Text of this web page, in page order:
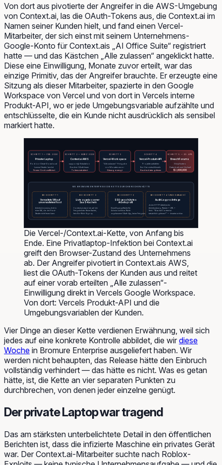
Von dort aus pivotierte der Angreifer in die AWS-Umgebung
von Context.ai, las die OAuth-Tokens aus, die Context.ai im
Namen seiner Kunden hielt, und fand einen Vercel-
Mitarbeiter, der sich einst mit seinem Unternehmens-
Google-Konto für Context.ais „AI Office Suite“ registriert
hatte — und das Kästchen „Alle zulassen“ angeklickt hatte.
Diese eine Einwilligung, Monate zuvor erteilt, war das
einzige Primitiv, das der Angreifer brauchte. Er erzeugte eine
Sitzung als dieser Mitarbeiter, spazierte in den Google
Workspace von Vercel und von dort in Vercels interne
Produkt-API, wo er jede Umgebungsvariable aufzählte und
entschlüsselte, die ein Kunde nicht ausdrücklich als sensibel
markiert hatte.
SCHRITT 1 — FEB. 2026
Privater Laptop
Roblox-Cheat-Download
Lumma Stealer landet
Firmen-Creds exfiltriert
SCHRITT 2 — MÄRZ 2026
Context.ai AWS
support@-Eskalation
Kunden-OAuth lesen
Tokens extrahiert
SCHRITT 3
Vercel-Workspace
"Alle zulassen"-Freigabe
von Monaten zuvor
Sitzung erzeugt
SCHRITT 4
Vercel-Produkt-API
Projekte aufzählen
Env-Vars entschlüsseln
Kundendaten gelesen
SCHRITT 5 — 20. APR.
BreachForums
ShinyHunters
Datenbank zum Verkauf
$2,000,000
WO BROMURE ENTERPRISE DIE KETTE DURCHBROCHEN HÄTTE
BEI SCHRITT 1
Verwaltete VM auf
unverwaltetem Host
Arbeitsbrowsing lebt in
einer VM, die der Host-
Stealer nicht lesen kann.
BEI SCHRITT 3
Liste zugelassener
SaaS-Kacheln
Context.ai stand nie auf der
Freigabeliste. Keine Kachel,
kein Ein-Klick-Sign-up.
BEI SCHRITT 3
SSO-geschütztes
Arbeitsprofil
Einwilligungsfläche für
Admins sichtbar. Nicht
zugelassene OAuth-App, keine Freigabe.
BEI SCHRITT 4 (UND DANACH)
Audit-Log pro Anfrage
Jeder HTTP-Aufruf jeder
Arbeitssitzung, Nutzer + URL +
Verb. "Was hat Context.ai
tatsächlich gelesen?" — beantwortbar.
Die Vercel-/Context.ai-Kette, von Anfang bis
Ende. Eine Privatlaptop-Infektion bei Context.ai
greift den Browser-Zustand des Unternehmens
ab. Der Angreifer pivotiert in Context.ais AWS,
liest die OAuth-Tokens der Kunden aus und reitet
auf einer vorab erteilten „Alle zulassen“-
Einwilligung direkt in Vercels Google Workspace.
Von dort: Vercels Produkt-API und die
Umgebungsvariablen der Kunden.
Vier Dinge an dieser Kette verdienen Erwähnung, weil sich
jedes auf eine konkrete Kontrolle abbildet, die wir diese
Woche in Bromure Enterprise ausgeliefert haben. Wir
werden nicht behaupten, das Release hätte den Einbruch
vollständig verhindert — das hätte es nicht. Was es getan
hätte, ist, die Kette an vier separaten Punkten zu
durchbrechen, von denen jeder einzelne genügt.
Der private Laptop war tragend
Das am stärksten unterbelichtete Detail in den öffentlichen
Berichten ist, dass die infizierte Maschine ein privates Gerät
war. Der Context.ai-Mitarbeiter suchte nach Roblox-